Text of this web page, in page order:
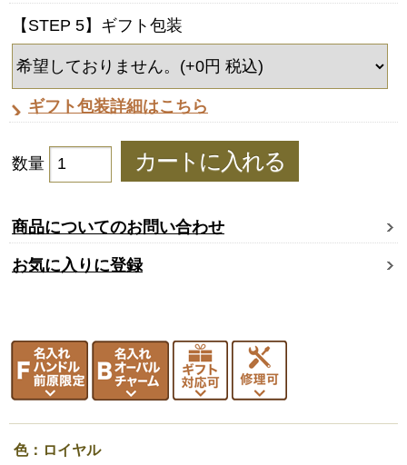
【STEP 5】ギフト包装
ギフト包装詳細はこちら
数量
商品についてのお問い合わせ
お気に入りに登録
色：ロイヤル